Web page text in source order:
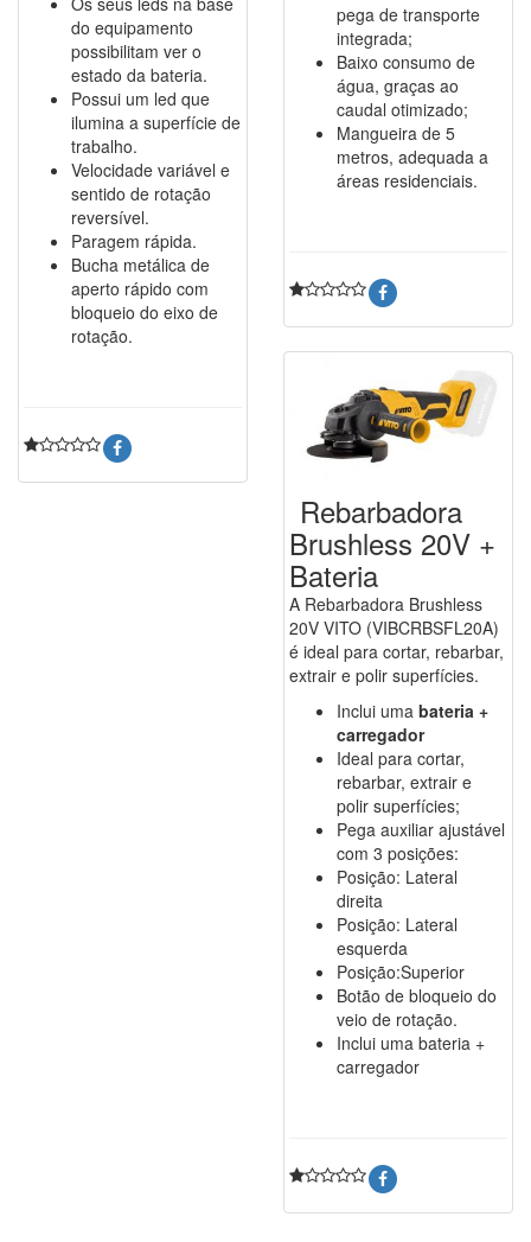
do equipamento
possibilitam ver o
estado da bateria.
Possui um led que
ilumina a superfície de
trabalho.
Velocidade variável e
sentido de rotação
reversível.
Paragem rápida.
Bucha metálica de
aperto rápido com
bloqueio do eixo de
rotação.
pega de transporte
integrada;
Baixo consumo de
água, graças ao
caudal otimizado;
Mangueira de 5
metros, adequada a
áreas residenciais.
Rebarbadora
Brushless 20V +
Bateria
A Rebarbadora Brushless
20V VITO (VIBCRBSFL20A)
é ideal para cortar, rebarbar,
extrair e polir superfícies.
Inclui uma bateria +
carregador
Ideal para cortar,
rebarbar, extrair e
polir superfícies;
Pega auxiliar ajustável
com 3 posições:
Posição: Lateral
direita
Posição: Lateral
esquerda
Posição:Superior
Botão de bloqueio do
veio de rotação.
Inclui uma bateria +
carregador